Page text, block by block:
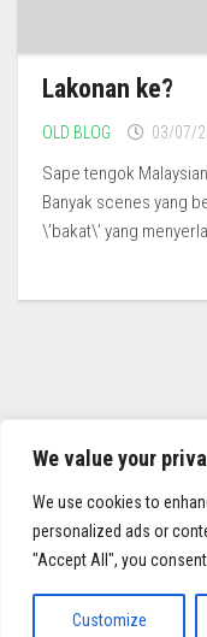
We value your
We use cookies to
personalized ads or
"Accept All", you
Customize
Lakonan ke?
OLD BLOG 03/07/
Sape tengok
Banyak scenes yang
\’bakat\’ yang
Powered